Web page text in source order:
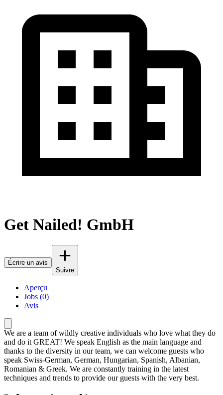
Get Nailed! GmbH
Écrire un avis
Suivre
Aperçu
Jobs (0)
Avis
We are a team of wildly creative individuals who love what they do
and do it GREAT! We speak English as the main language and
thanks to the diversity in our team, we can welcome guests who
speak Swiss-German, German, Hungarian, Spanish, Albanian,
Romanian & Greek. We are constantly training in the latest
techniques and trends to provide our guests with the very best.